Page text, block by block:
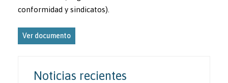
conformidad y sindicatos).
Ver documento
Noticias recientes